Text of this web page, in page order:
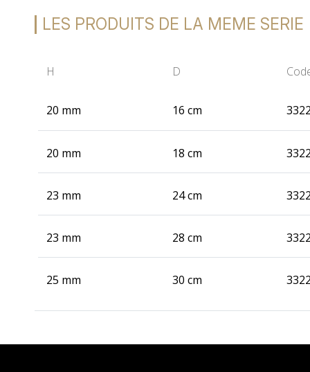
LES PRODUITS DE LA MEME SERIE
H D
20 mm 16 cm
20 mm 18 cm
23 mm 24 cm
23 mm 28 cm
25 mm 30 cm